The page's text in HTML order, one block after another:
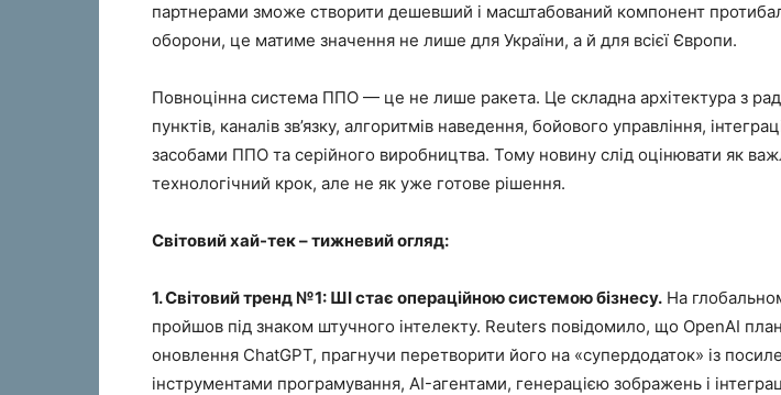
партнерами зможе створити дешевший і масштабований компонент
оборони, це матиме значення не лише для України, а й для всієї Європи.
Повноцінна система ППО — це не лише ракета. Це складна архітектура з
пунктів, каналів зв’язку, алгоритмів наведення, бойового управління,
засобами ППО та серійного виробництва. Тому новину слід оцінювати як
технологічний крок, але не як уже готове рішення.
Світовий хай-тек – тижневий огляд:
1. Світовий тренд №1: ШІ стає операційною системою бізнесу. На
пройшов під знаком штучного інтелекту. Reuters повідомило, що OpenAI
оновлення ChatGPT, прагнучи перетворити його на «супердодаток» із
інструментами програмування, AI-агентами, генерацією зображень і